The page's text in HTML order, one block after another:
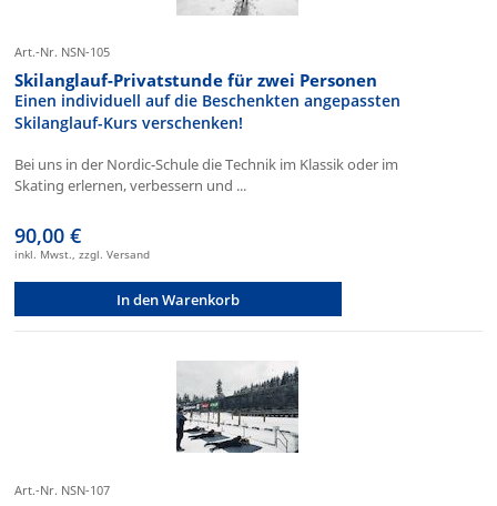
Art.-Nr. NSN-105
Skilanglauf-Privatstunde für zwei Personen
Einen individuell auf die Beschenkten angepassten
Skilanglauf-Kurs verschenken!
Bei uns in der Nordic-Schule die Technik im Klassik oder im
Skating erlernen, verbessern und ...
90,00 €
inkl. Mwst., zzgl. Versand
In den Warenkorb
Art.-Nr. NSN-107